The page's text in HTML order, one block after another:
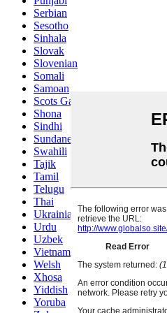
Serbian
Sesotho
Sinhala
Slovak
Slovenian
Somali
Samoan
Scots Gaelic
Shona
Sindhi
Sundanese
Swahili
Tajik
Tamil
Telugu
Thai
Ukrainian
Urdu
Uzbek
Vietnamese
Welsh
Xhosa
Yiddish
Yoruba